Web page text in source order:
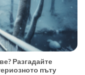
Разгадайте
пъту